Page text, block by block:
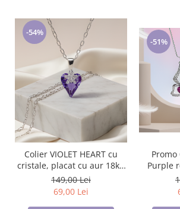
-54%
Colier VIOLET HEART cu
cristale, placat cu aur 18k -
Accesoriu Luxury al Iubirii
149,00 Lei
69,00 Lei
-51%
Purple
cercei